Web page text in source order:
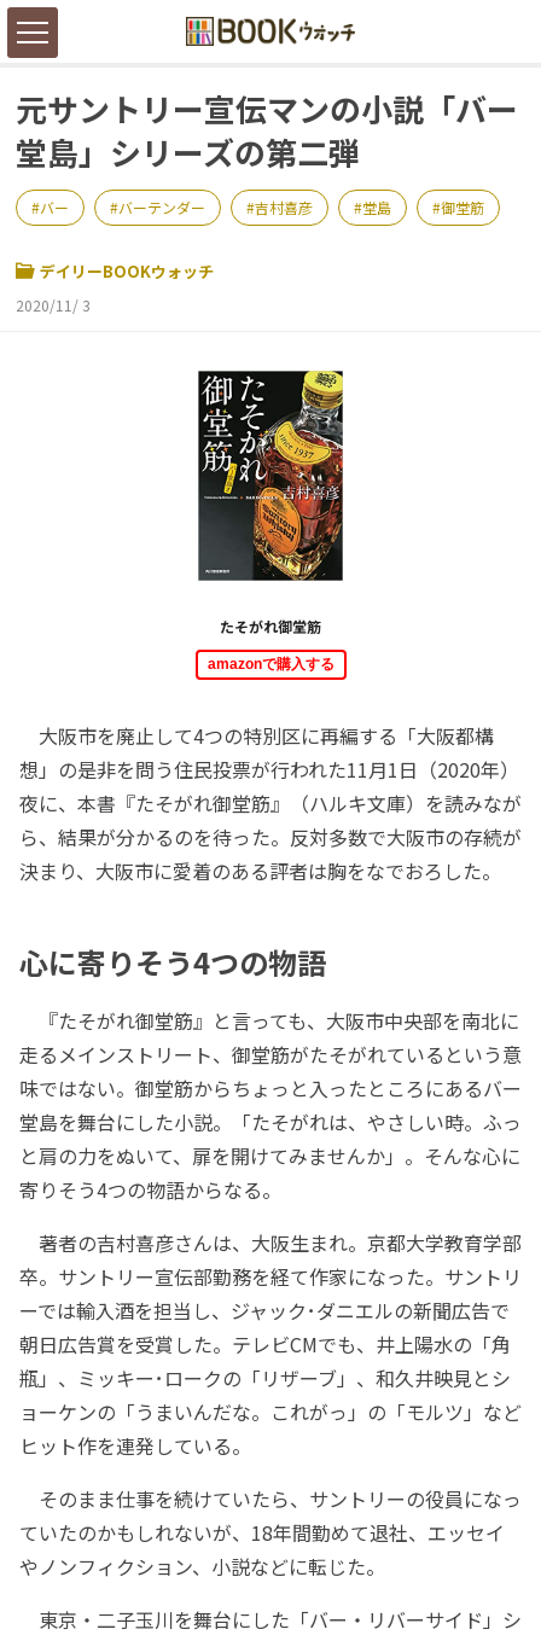
元サントリー宣伝マンの小説「バー
堂島」シリーズの第二弾
バー バーテンダー 吉村喜彦 堂島 御堂筋
デイリーBOOKウォッチ
2020/11/ 3
たそがれ御堂筋
amazonで購入する
大阪市を廃止して4つの特別区に再編する「大阪都構
想」の是非を問う住民投票が行われた11月1日（2020年）
夜に、本書『たそがれ御堂筋』（ハルキ文庫）を読みなが
ら、結果が分かるのを待った。反対多数で大阪市の存続が
決まり、大阪市に愛着のある評者は胸をなでおろした。
心に寄りそう4つの物語
『たそがれ御堂筋』と言っても、大阪市中央部を南北に
走るメインストリート、御堂筋がたそがれているという意
味ではない。御堂筋からちょっと入ったところにあるバー
堂島を舞台にした小説。「たそがれは、やさしい時。ふっ
と肩の力をぬいて、扉を開けてみませんか」。そんな心に
寄りそう4つの物語からなる。
著者の吉村喜彦さんは、大阪生まれ。京都大学教育学部
卒。サントリー宣伝部勤務を経て作家になった。サントリ
ーでは輸入酒を担当し、ジャック･ダニエルの新聞広告で
朝日広告賞を受賞した。テレビCMでも、井上陽水の「角
瓶」、ミッキー･ロークの「リザーブ」、和久井映見とシ
ョーケンの「うまいんだな。これがっ」の「モルツ」など
ヒット作を連発している。
そのまま仕事を続けていたら、サントリーの役員になっ
ていたのかもしれないが、18年間勤めて退社、エッセイ
やノンフィクション、小説などに転じた。
東京・二子玉川を舞台にした「バー・リバーサイド」シ